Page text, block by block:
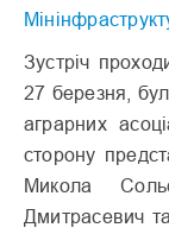
Зустріч
27 березня,
аграрних
сторону
Микола
Дмитрасевич